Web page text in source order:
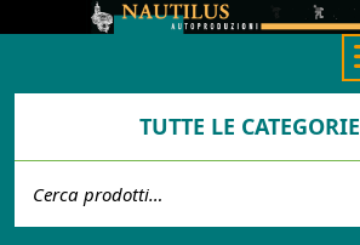
TUTTE LE CATEGORIE